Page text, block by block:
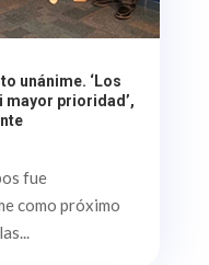
unánime. ‘Los
mayor prioridad’,
fue
como próximo